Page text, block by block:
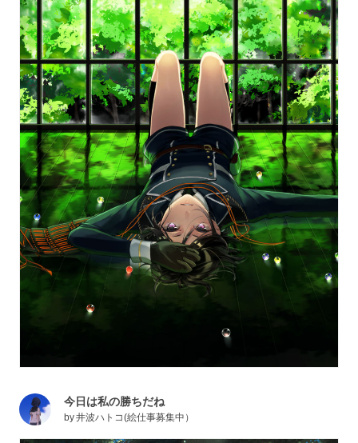
今日は私の勝ちだね
by井波ハトコ(絵仕事募集中）